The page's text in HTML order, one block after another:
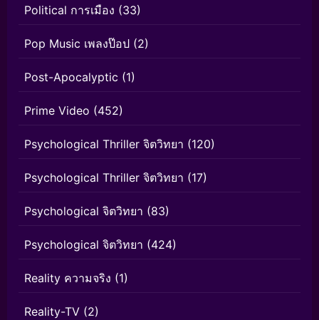
Political การเมือง (33)
Pop Music เพลงป๊อป (2)
Post-Apocalyptic (1)
Prime Video (452)
Psychological Thriller จิตวิทยา (120)
Psychological Thriller จิตวิทยา (17)
Psychological จิตวิทยา (83)
Psychological จิตวิทยา (424)
Reality ความจริง (1)
Reality-TV (2)